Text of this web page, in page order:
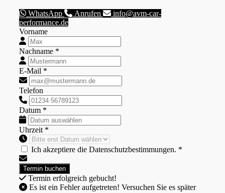
WhatsApp Anrufen
info@avm-car-
performance.de
Vorname
Nachname *
E-Mail *
Telefon
Datum *
Uhrzeit *
Ich akzeptiere die Datenschutzbestimmungen. *
Termin erfolgreich gebucht!